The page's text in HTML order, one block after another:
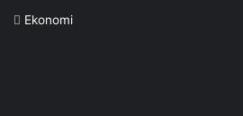
Ekonomi